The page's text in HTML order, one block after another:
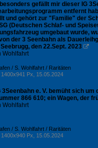
gefällt mir dieser IG
entfernt
und gehört zur "Familie" der
(Deutschen Schlaf- und
umgebaut wurde,
der 3 Seenbahn als
den 22.Sept. 2023 
Wohlfahrt
/ S. Wohlfahrt / Raritäten
1400x941 Px, 15.05.2024
3Seenbahn e. V. bemüht sich
866 610; ein Wagen, der
Wohlfahrt
/ S. Wohlfahrt / Raritäten
1400x940 Px, 15.05.2024